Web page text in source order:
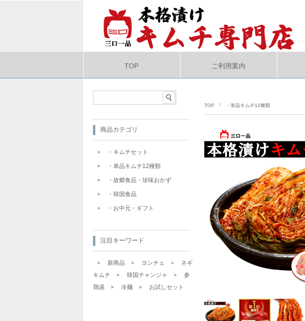
TOP ご利用案内
TOP ・単品キムチ12種類
商品カテゴリ
・キムチセット
・単品キムチ12種類
・故郷食品・珍味おかず
・韓国食品
・お中元・ギフト
注目キーワード
新商品 ヨンチェ
ネギ
キムチ
韓国チャンジャ
参
鶏湯
冷麺 お試しセット